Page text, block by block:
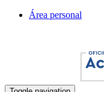
Área personal